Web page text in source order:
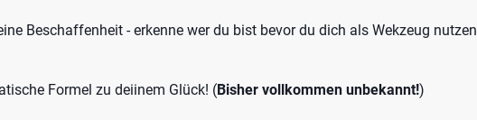
Beschaffenheit - erkenne wer du bist bevor du dich als Wekzeug nutzen
Formel zu deiinem Glück! (Bisher vollkommen unbekannt!)